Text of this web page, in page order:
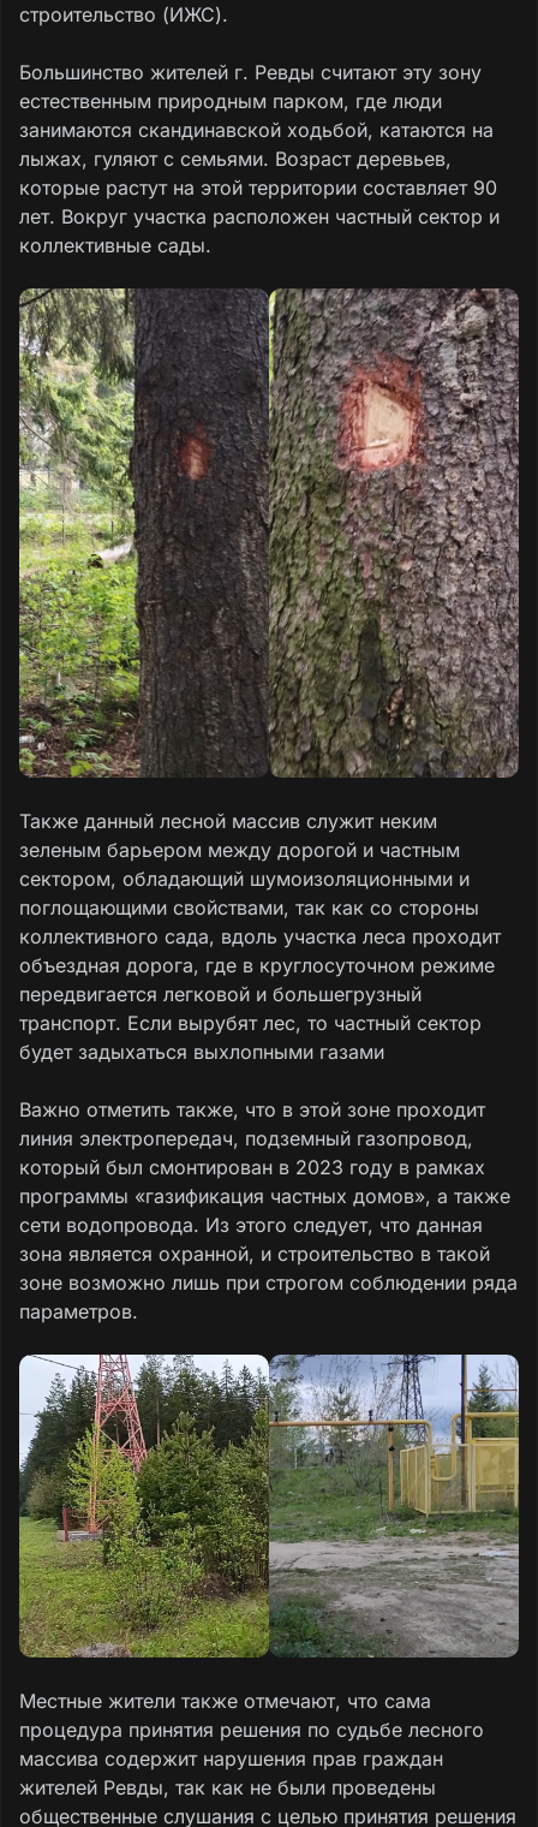
строительство (ИЖС).
Большинство жителей г. Ревды считают эту зону
естественным природным парком, где люди
занимаются скандинавской ходьбой, катаются на
лыжах, гуляют с семьями. Возраст деревьев,
которые растут на этой территории составляет 90
лет. Вокруг участка расположен частный сектор и
коллективные сады.
Также данный лесной массив служит неким
зеленым барьером между дорогой и частным
сектором, обладающий шумоизоляционными и
поглощающими свойствами, так как со стороны
коллективного сада, вдоль участка леса проходит
объездная дорога, где в круглосуточном режиме
передвигается легковой и большегрузный
транспорт. Если вырубят лес, то частный сектор
будет задыхаться выхлопными газами
Важно отметить также, что в этой зоне проходит
линия электропередач, подземный газопровод,
который был смонтирован в 2023 году в рамках
программы «газификация частных домов», а также
сети водопровода. Из этого следует, что данная
зона является охранной, и строительство в такой
зоне возможно лишь при строгом соблюдении ряда
параметров.
Местные жители также отмечают, что сама
процедура принятия решения по судьбе лесного
массива содержит нарушения прав граждан
жителей Ревды, так как не были проведены
общественные слушания с целью принятия решения